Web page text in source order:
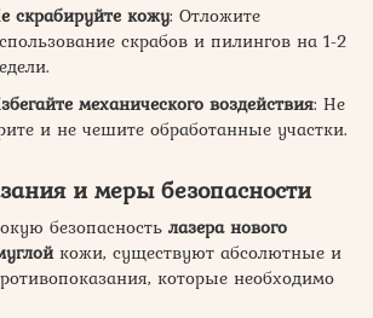
скрабируйте кожу: Отложите
скрабов и пилингов на 1-2
механического воздействия: Не
и не чешите обработанные участки.
и меры безопасности
безопасность лазера нового
кожи, существуют абсолютные и
которые необходимо